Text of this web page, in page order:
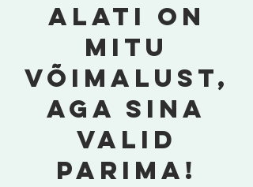
ALATI ON
MITU
VÕIMALUST,
aga sina
valid
parima!